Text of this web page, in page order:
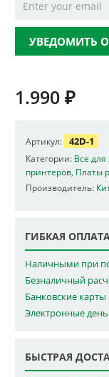
УВЕДОМИТЬ
1.990 ₽
Артикул: 42D-1
Категории: Все
принтеров Платы
Производитель:
ГИБКАЯ ОПЛАТА
Наличными при
Безналичный
Банковские карты
Электронные
БЫСТРАЯ